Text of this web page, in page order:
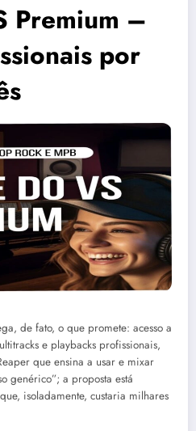
Premium –
por
de fato, o que promete: acesso a
e playbacks profissionais,
que ensina a usar e mixar
genérico”; a proposta está
isoladamente, custaria milhares